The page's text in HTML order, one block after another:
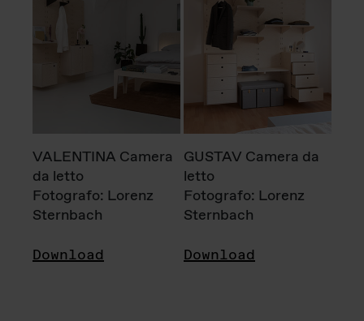
VALENTINA Camera
da letto
Fotografo: Lorenz
Sternbach
Download
GUSTAV Camera da
letto
Fotografo: Lorenz
Sternbach
Download